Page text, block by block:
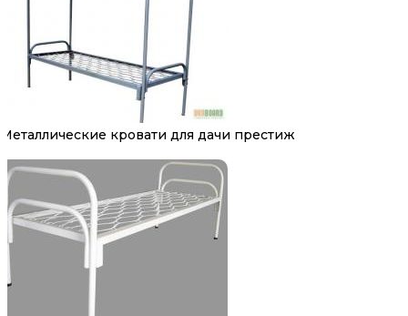
Металлические кровати для дачи престиж